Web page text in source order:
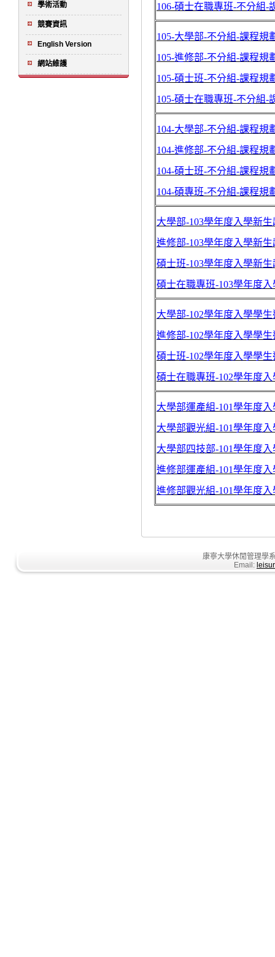
學術活動
競賽資訊
English Version
網站維護
106-碩士在職專班-不分組-
105-大學部-不分組-課程規
105-進修部-不分組-課程規
105-碩士班-不分組-課程規
105-碩士在職專班-不分組-
104-大學部-不分組-課程規
104-進修部-不分組-課程規
104-碩士班-不分組-課程規
104-碩專班-不分組-課程規
大學部-103學年度入學新
進修部-103學年度入學新
碩士班-103學年度入學新
碩士在職專班-103學年度
大學部-102學年度入學學生
進修部-102學年度入學學生
碩士班-102學年度入學學生
碩士在職專班-102學年度
大學部運產組-101學年度
大學部觀光組-101學年度
大學部四技部-101學年度
進修部運產組-101學年度
進修部觀光組-101學年度
康寧大學休閒管理學
Email: